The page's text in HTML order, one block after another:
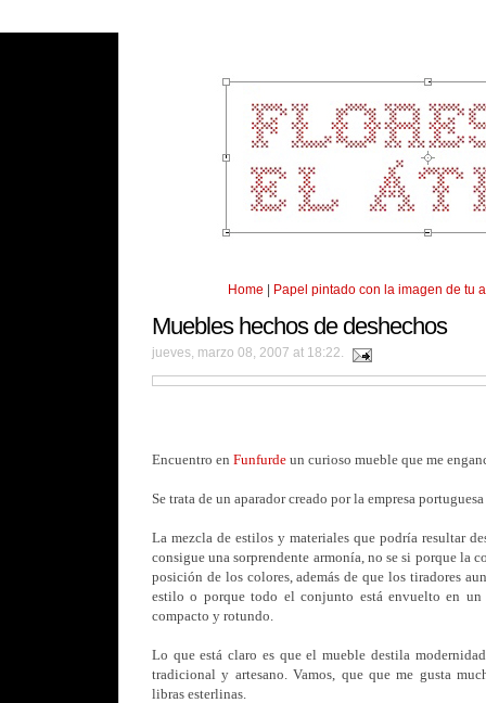
Home | Papel pintado con la imagen de tu
Muebles hechos de deshechos
jueves, marzo 08, 2007 at 18:22.
Encuentro en Funfurde un curioso mueble que me
Se trata de un aparador creado por la empresa portuguesa
La mezcla de estilos y materiales que podría resultar
consigue una sorprendente armonía, no se si porque la
posición de los colores, además de que los tiradores
estilo o porque todo el conjunto está envuelto en un
compacto y rotundo.
Lo que está claro es que el mueble destila
tradicional y artesano. Vamos, que que me gusta
libras esterlinas.